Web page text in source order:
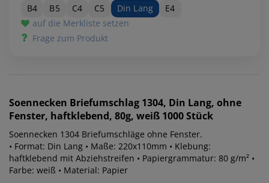
B4
B5 C4 C5 Din Lang
E4
auf die Merkliste setzen
Frage zum Produkt
Soennecken Briefumschlag 1304, Din Lang, ohne
Fenster, haftklebend, 80g, weiß 1000 Stück
Soennecken 1304 Briefumschläge ohne Fenster.
• Format: Din Lang • Maße: 220x110mm • Klebung:
haftklebend mit Abziehstreifen • Papiergrammatur: 80 g/m² •
Farbe: weiß • Material: Papier